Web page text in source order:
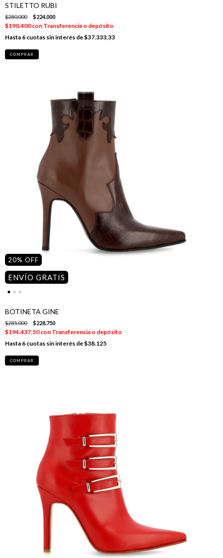
STILETTO RUBI
$280.000 $224.000
$190.400con Transferencia o depósito
6 cuotas sin interés de$37.333,33
COMPRAR
20% OFF
ENVÍO GRATIS
BOTINETA GINE
$285.000 $228.750
$194.437,50con Transferencia o depósito
6 cuotas sin interés de$38.125
COMPRAR